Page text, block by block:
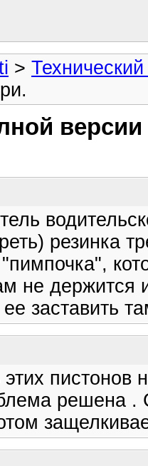
>
резинка
не держится
заставить
решена